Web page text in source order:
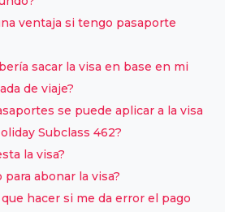
ventaja si tengo pasaporte
sacar la visa en base en mi
de viaje?
se puede aplicar a la visa
Subclass 462?
la visa?
para abonar la visa?
hacer si me da error el pago